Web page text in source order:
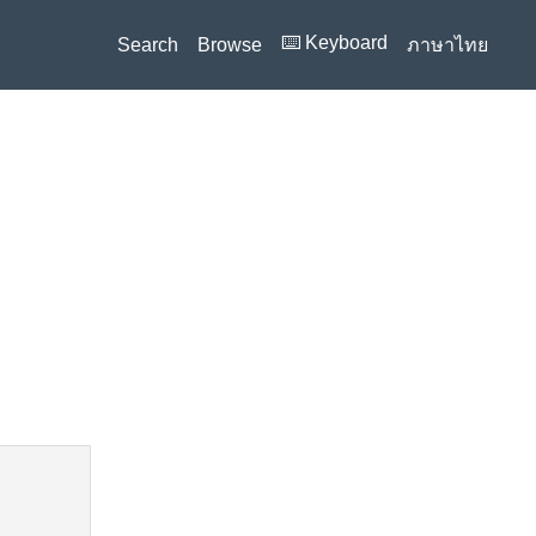
Search Browse ⌨️ Keyboard ภาษาไทย